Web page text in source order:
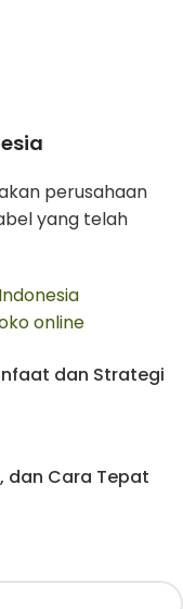
perusahaan
yang telah
online
dan Strategi
dan Cara Tepat